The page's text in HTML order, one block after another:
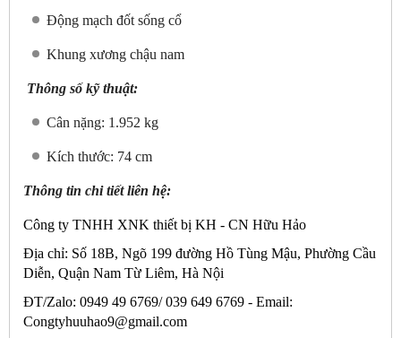
Động mạch đốt sống cổ
Khung xương chậu nam
Thông số kỹ thuật:
Cân nặng: 1.952 kg
Kích thước: 74 cm
Thông tin chi tiết liên hệ:
Công ty TNHH XNK thiết bị KH - CN Hữu Hảo
Địa chỉ: Số 18B, Ngõ 199 đường Hồ Tùng Mậu, Phường Cầu
Diễn, Quận Nam Từ Liêm, Hà Nội
ĐT/Zalo: 0949 49 6769/ 039 649 6769 - Email:
Congtyhuuhao9@gmail.com